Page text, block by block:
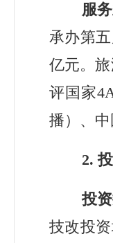
服
承办第
亿元。旅
评国家
播）、
2.
投
技改投